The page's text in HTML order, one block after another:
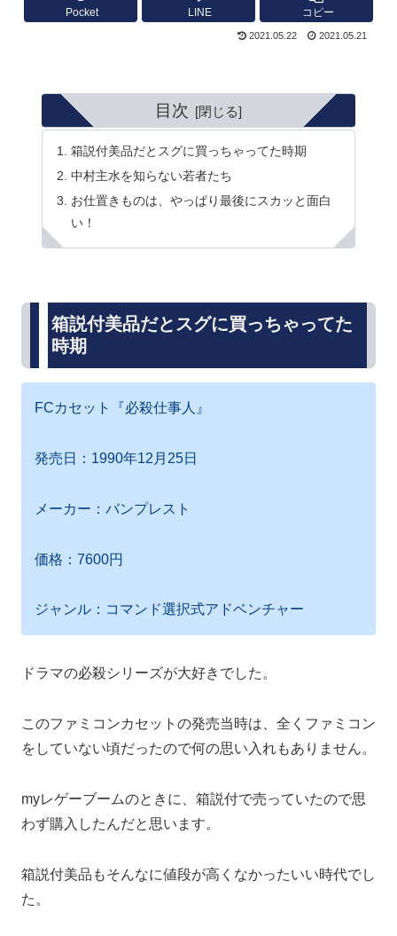
Pocket LINE コピー
2021.05.22 2021.05.21
目次
箱説付美品だとスグに買っちゃってた時期
中村主水を知らない若者たち
お仕置きものは、やっぱり最後にスカッと面白
い！
箱説付美品だとスグに買っちゃってた
時期
FCカセット『必殺仕事人』
発売日：1990年12月25日
メーカー：バンプレスト
価格：7600円
ジャンル：コマンド選択式アドベンチャー
ドラマの必殺シリーズが大好きでした。
このファミコンカセットの発売当時は、全くファミコン
をしていない頃だったので何の思い入れもありません。
myレゲーブームのときに、箱説付で売っていたので思
わず購入したんだと思います。
箱説付美品もそんなに値段が高くなかったいい時代でし
た。